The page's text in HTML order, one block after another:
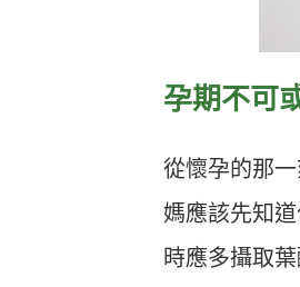
孕期不可
從懷孕的那
媽應該先知
時應多攝取